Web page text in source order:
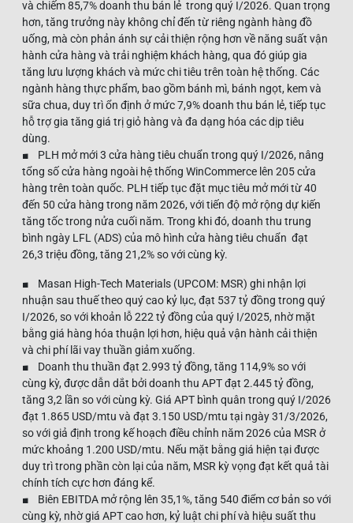
và chiếm 85,7% doanh thu bán lẻ trong quý I/2026. Quan trọng
hơn, tăng trưởng này không chỉ đến từ riêng ngành hàng đồ
uống, mà còn phản ánh sự cải thiện rộng hơn về năng suất vận
hành cửa hàng và trải nghiệm khách hàng, qua đó giúp gia
tăng lưu lượng khách và mức chi tiêu trên toàn hệ thống. Các
ngành hàng thực phẩm, bao gồm bánh mì, bánh ngọt, kem và
sữa chua, duy trì ổn định ở mức 7,9% doanh thu bán lẻ, tiếp tục
hỗ trợ gia tăng giá trị giỏ hàng và đa dạng hóa các dịp tiêu
dùng.
■ PLH mở mới 3 cửa hàng tiêu chuẩn trong quý I/2026, nâng
tổng số cửa hàng ngoài hệ thống WinCommerce lên 205 cửa
hàng trên toàn quốc. PLH tiếp tục đặt mục tiêu mở mới từ 40
đến 50 cửa hàng trong năm 2026, với tiến độ mở rộng dự kiến
tăng tốc trong nửa cuối năm. Trong khi đó, doanh thu trung
bình ngày LFL (ADS) của mô hình cửa hàng tiêu chuẩn đạt
26,3 triệu đồng, tăng 21,2% so với cùng kỳ.
■ Masan High-Tech Materials (UPCOM: MSR) ghi nhận lợi
nhuận sau thuế theo quý cao kỷ lục, đạt 537 tỷ đồng trong quý
I/2026, so với khoản lỗ 222 tỷ đồng của quý I/2025, nhờ mặt
bằng giá hàng hóa thuận lợi hơn, hiệu quả vận hành cải thiện
và chi phí lãi vay thuần giảm xuống.
■ Doanh thu thuần đạt 2.993 tỷ đồng, tăng 114,9% so với
cùng kỳ, được dẫn dắt bởi doanh thu APT đạt 2.445 tỷ đồng,
tăng 3,2 lần so với cùng kỳ. Giá APT bình quân trong quý I/2026
đạt 1.865 USD/mtu và đạt 3.150 USD/mtu tại ngày 31/3/2026,
so với giả định trong kế hoạch điều chỉnh năm 2026 của MSR ở
mức khoảng 1.200 USD/mtu. Nếu mặt bằng giá hiện tại được
duy trì trong phần còn lại của năm, MSR kỳ vọng đạt kết quả tài
chính tích cực hơn đáng kể.
■ Biên EBITDA mở rộng lên 35,1%, tăng 540 điểm cơ bản so với
cùng kỳ, nhờ giá APT cao hơn, kỷ luật chi phí và hiệu suất thu